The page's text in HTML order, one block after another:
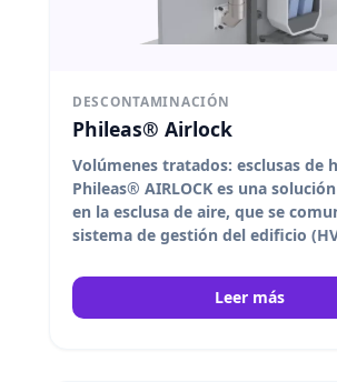
DESCONTAMINACIÓN
Phileas® Airlock
Volúmenes tratados: esclusas de
Phileas® AIRLOCK es una
en la esclusa de aire, que se
sistema de gestión del edificio
Leer más